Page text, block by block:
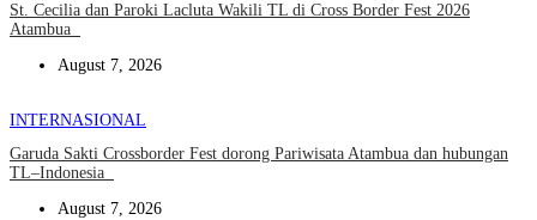
St. Cecilia dan Paroki Lacluta Wakili TL di Cross Border Fest 2026
Atambua
August 7, 2026
INTERNASIONAL
Garuda Sakti Crossborder Fest dorong Pariwisata Atambua dan hubungan
TL–Indonesia
August 7, 2026